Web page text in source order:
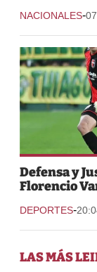
NACIONALES-
Defensa y
Florencio
DEPORTES-
LAS MÁS